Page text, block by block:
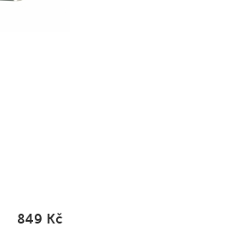
849 Kč